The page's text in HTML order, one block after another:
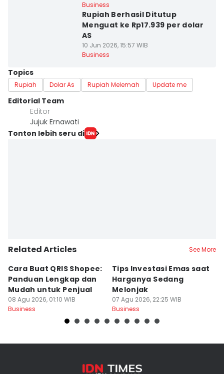
Business
Rupiah Berhasil Ditutup
Menguat ke Rp17.939 per dolar
AS
10 Jun 2026, 15:57 WIB
Business
Topics
Rupiah Dolar As Rupiah Melemah Update me
Editorial Team
Editor
Jujuk Ernawati
Tonton lebih seru di
Related Articles See More
Cara Buat QRIS Shopee:
Panduan Lengkap dan
Mudah untuk Penjual
08 Agu 2026, 01:10 WIB
Business
Tips Investasi Emas saat
Harganya Sedang
Melonjak
07 Agu 2026, 22:25 WIB
Business